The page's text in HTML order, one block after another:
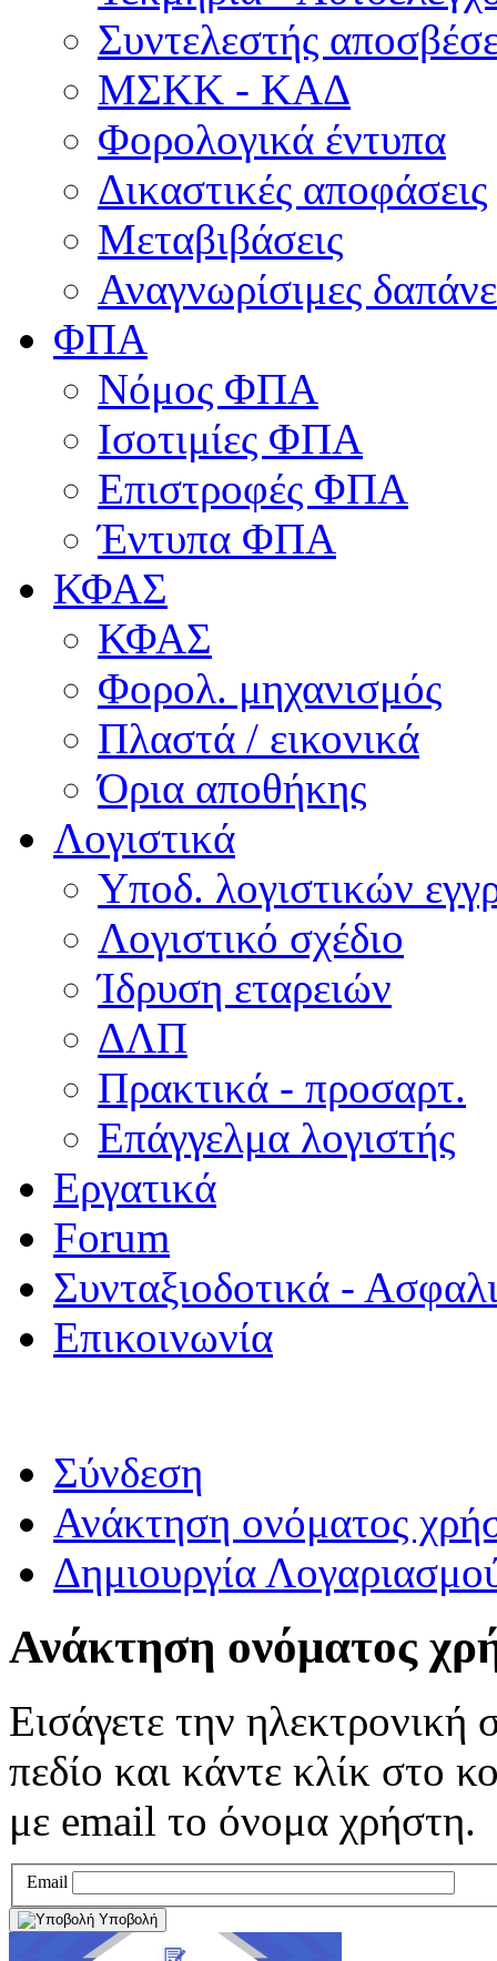
Συντελεστής
ΜΣKΚ - ΚΑΔ
Φορολογικά έντυπα
Δικαστικές αποφάσεις
Μεταβιβάσεις
Αναγνωρίσιμες
ΦΠΑ
Νόμος ΦΠΑ
Ισοτιμίες ΦΠΑ
Επιστροφές ΦΠΑ
Έντυπα ΦΠΑ
ΚΦΑΣ
ΚΦΑΣ
Φορολ. μηχανισμός
Πλαστά / εικονικά
Όρια αποθήκης
Λογιστικά
Υποδ. λογιστικών
Λογιστικό σχέδιο
Ίδρυση εταρειών
ΔΛΠ
Πρακτικά - προσαρτ.
Επάγγελμα λογιστής
Εργατικά
Forum
Συνταξιοδοτικά -
Επικοινωνία
Σύνδεση
Ανάκτηση ονόματος
Δημιουργία
Ανάκτηση ονόματος
Εισάγετε την
πεδίο και κάντε κλίκ στο
με email το όνομα χρήστη.
Email
Υποβολή